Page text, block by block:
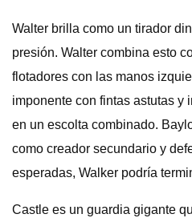
Walter brilla como un tirador
presión. Walter combina esto
flotadores con las manos
imponente con fintas astutas y
en un escolta combinado.
como creador secundario y
esperadas, Walker podría
Castle es un guardia gigante